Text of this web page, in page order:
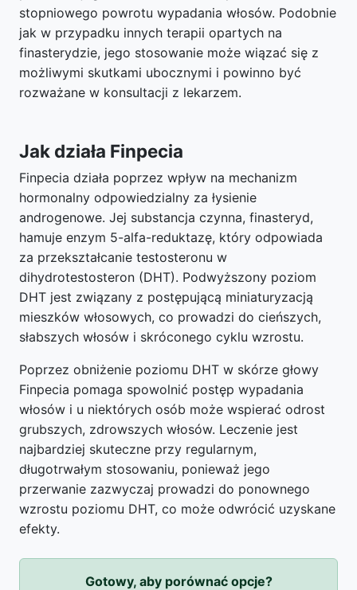
stopniowego powrotu wypadania włosów. Podobnie
jak w przypadku innych terapii opartych na
finasterydzie, jego stosowanie może wiązać się z
możliwymi skutkami ubocznymi i powinno być
rozważane w konsultacji z lekarzem.
Jak działa Finpecia
Finpecia działa poprzez wpływ na mechanizm
hormonalny odpowiedzialny za łysienie
androgenowe. Jej substancja czynna, finasteryd,
hamuje enzym 5-alfa-reduktazę, który odpowiada
za przekształcanie testosteronu w
dihydrotestosteron (DHT). Podwyższony poziom
DHT jest związany z postępującą miniaturyzacją
mieszków włosowych, co prowadzi do cieńszych,
słabszych włosów i skróconego cyklu wzrostu.
Poprzez obniżenie poziomu DHT w skórze głowy
Finpecia pomaga spowolnić postęp wypadania
włosów i u niektórych osób może wspierać odrost
grubszych, zdrowszych włosów. Leczenie jest
najbardziej skuteczne przy regularnym,
długotrwałym stosowaniu, ponieważ jego
przerwanie zazwyczaj prowadzi do ponownego
wzrostu poziomu DHT, co może odwrócić uzyskane
efekty.
Gotowy, aby porównać opcje?